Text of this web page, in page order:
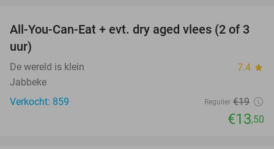
29%
All-You-Can-Eat + evt. dry aged vlees (2 of 3
uur)
De wereld is klein 7.4 star
Jabbeke
Verkocht: 859
Regulier €19
€13,50